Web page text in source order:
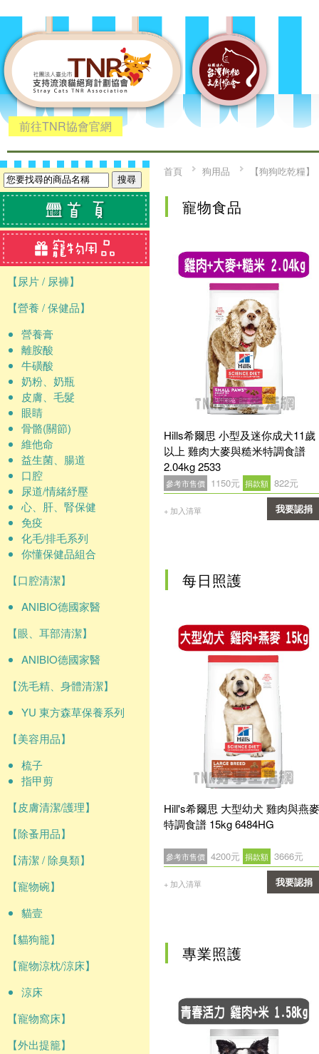
前往TNR協會官網
【尿片 / 尿褲】
【營養 / 保健品】
營養膏
離胺酸
牛磺酸
奶粉、奶瓶
皮膚、毛髮
眼睛
骨骼(關節)
維他命
益生菌、腸道
口腔
尿道/情緒紓壓
心、肝、腎保健
免疫
化毛/排毛系列
你懂保健品組合
【口腔清潔】
ANIBIO德國家醫
【眼、耳部清潔】
ANIBIO德國家醫
【洗毛精、身體清潔】
YU 東方森草保養系列
【美容用品】
梳子
指甲剪
【皮膚清潔/護理】
【除蚤用品】
【清潔 / 除臭類】
【寵物碗】
貓壹
【貓狗籠】
【寵物涼枕/涼床】
涼床
【寵物窩床】
【外出提籠】
首頁 狗用品 【狗狗吃乾糧】
寵物食品
Hills希爾思 小型及迷你成犬11歲
以上 雞肉大麥與糙米特調食譜
2.04kg 2533
參考市售價 1150元 捐款額 822元
+ 加入清單 我要認捐
每日照護
Hill's希爾思 大型幼犬 雞肉與燕麥
特調食譜 15kg 6484HG
參考市售價 4200元 捐款額 3666元
+ 加入清單 我要認捐
專業照護